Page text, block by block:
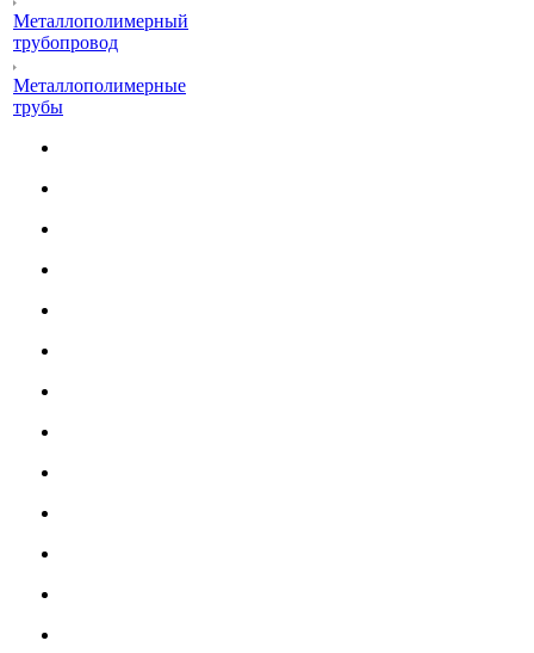
Металлополимерный
трубопровод
Металлополимерные
трубы